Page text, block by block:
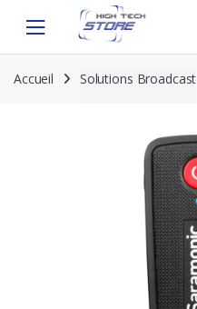
navigation
content
Accueil Solutions Broadcast